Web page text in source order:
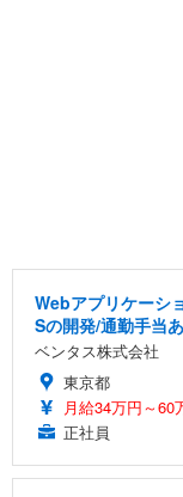
Webアプリケーシ
Sの開発/通勤手当
ベンタス株式会社
東京都
月給34万円～60
正社員